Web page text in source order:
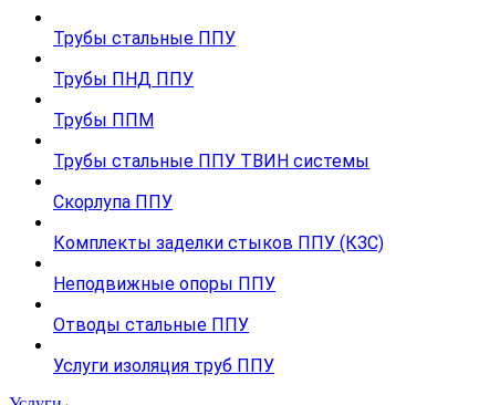
Трубы стальные ППУ
Трубы ПНД ППУ
Трубы ППМ
Трубы стальные ППУ ТВИН системы
Скорлупа ППУ
Комплекты заделки стыков ППУ (КЗС)
Неподвижные опоры ППУ
Отводы стальные ППУ
Услуги изоляция труб ППУ